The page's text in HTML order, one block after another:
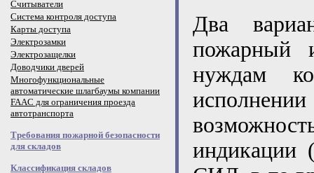
Считыватели
Система контроля доступа
Карты доступа
Электрозамки
Электрозащелки
Доводчики дверей
Многофункциональные
автоматические шлагбаумы компании
FAAC для ограничения проезда
автотранспорта
Требования пожарной безопасности
для складов
Классификация складов
Два
пожарный
нуждам
индикации